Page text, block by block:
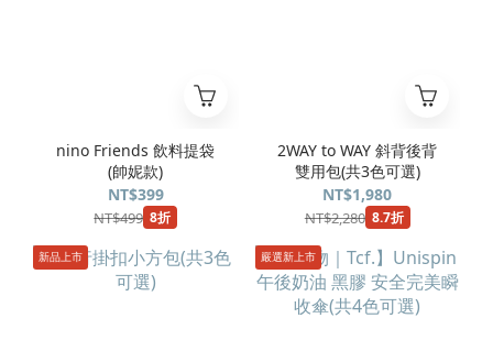
nino Friends 飲料提袋
(帥妮款)
NT$399
NT$499 8折
2WAY to WAY 斜背後背
雙用包(共3色可選)
NT$1,980
NT$2,280 8.7折
新品上市 嚴選新上市